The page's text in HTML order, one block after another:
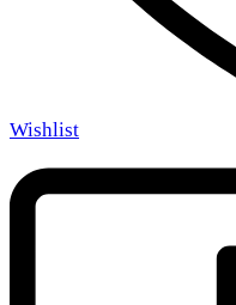
Wishlist